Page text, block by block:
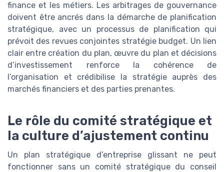
finance et les métiers. Les arbitrages de gouvernance
doivent être ancrés dans la démarche de planification
stratégique, avec un processus de planification qui
prévoit des revues conjointes stratégie budget. Un lien
clair entre création du plan, œuvre du plan et décisions
d’investissement renforce la cohérence de
l’organisation et crédibilise la stratégie auprès des
marchés financiers et des parties prenantes.
Le rôle du comité stratégique et
la culture d’ajustement continu
Un plan stratégique d’entreprise glissant ne peut
fonctionner sans un comité stratégique du conseil